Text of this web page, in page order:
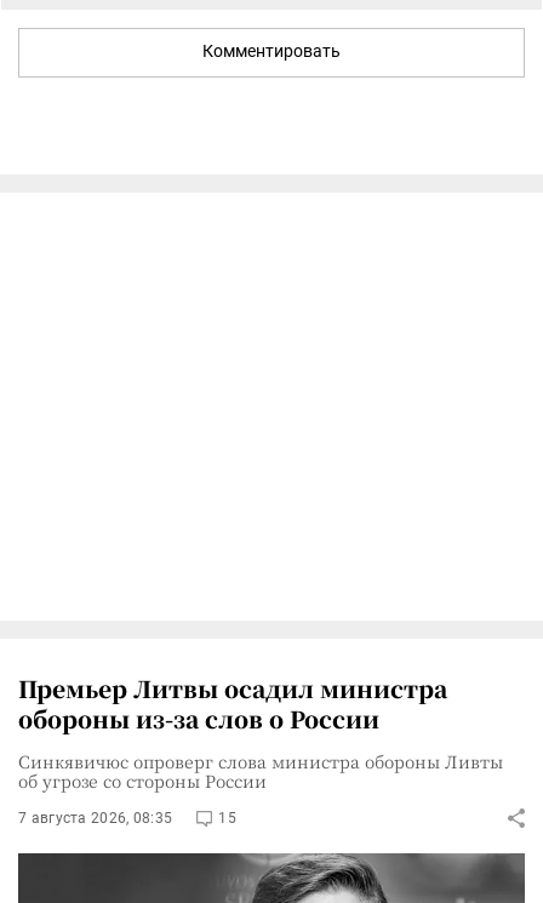
Комментировать
Премьер Литвы осадил министра
обороны из-за слов о России
Синкявичюс опроверг слова министра обороны Ливты
об угрозе со стороны России
7 августа 2026, 08:35 15